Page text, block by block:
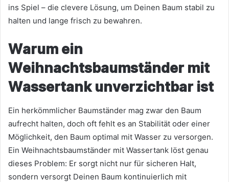
ins Spiel – die clevere Lösung, um Deinen Baum stabil zu
halten und lange frisch zu bewahren.
Warum ein
Weihnachtsbaumständer mit
Wassertank unverzichtbar ist
Ein herkömmlicher Baumständer mag zwar den Baum
aufrecht halten, doch oft fehlt es an Stabilität oder einer
Möglichkeit, den Baum optimal mit Wasser zu versorgen.
Ein Weihnachtsbaumständer mit Wassertank löst genau
dieses Problem: Er sorgt nicht nur für sicheren Halt,
sondern versorgt Deinen Baum kontinuierlich mit